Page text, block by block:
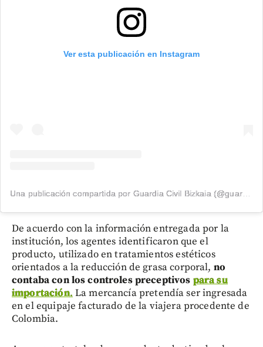
Ver esta publicación en Instagram
Una publicación compartida por Guardia Civil Bizkaia (@guardiacivilbizkaia)
De acuerdo con la información entregada por la
institución, los agentes identificaron que el
producto, utilizado en tratamientos estéticos
orientados a la reducción de grasa corporal, no
contaba con los controles preceptivos para su
importación. La mercancía pretendía ser ingresada
en el equipaje facturado de la viajera procedente de
Colombia.